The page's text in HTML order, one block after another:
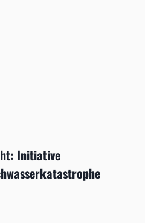
Initiative